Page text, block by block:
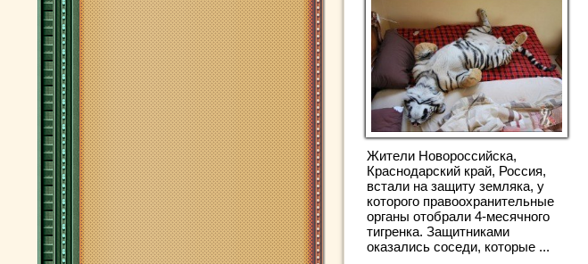
Жители Новороссийска,
Краснодарский край, Россия,
встали на защиту земляка, у
которого правоохранительные
органы отобрали 4-месячного
тигренка. Защитниками
оказались соседи, которые ...